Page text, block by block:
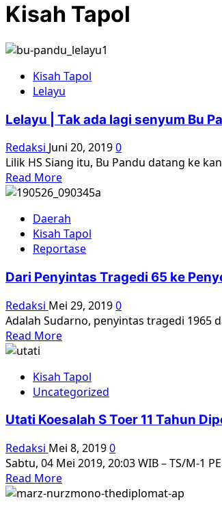
Kisah Tapol
Kisah Tapol
Lelayu
Lelayu | Tak ada lagi senyum Bu
Redaksi Juni 20, 20190
Lilik HS Siang itu, Bu Pandu datang ke
Read MoreRead
more
Lelayu
|
Tak
lagi
Bu
Pandu….
Daerah
Kisah Tapol
Reportase
Dari Penyintas Tragedi 65 ke
Redaksi Mei 29, 20190
Adalah Sudarno, penyintas tragedi 1965
Read MoreRead
Dari
Penyintas
65
ke
Penyembuhan
Trauma
[1]
Kisah Tapol
Uncategorized
Utati Koesalah S Toer 11 Tahun
Redaksi Mei 8, 20190
Sabtu, 04 Mei 2019, 20:03 WIB – TS/M-1
Read MoreRead
more